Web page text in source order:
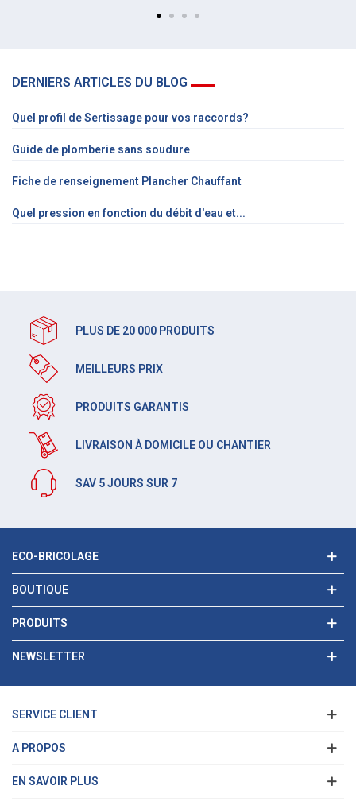
DERNIERS ARTICLES DU BLOG
Quel profil de Sertissage pour vos raccords?
Guide de plomberie sans soudure
Fiche de renseignement Plancher Chauffant
Quel pression en fonction du débit d'eau et...
PLUS DE 20 000 PRODUITS
MEILLEURS PRIX
PRODUITS GARANTIS
LIVRAISON À DOMICILE OU CHANTIER
SAV 5 JOURS SUR 7
ECO-BRICOLAGE
BOUTIQUE
PRODUITS
NEWSLETTER
SERVICE CLIENT
A PROPOS
EN SAVOIR PLUS